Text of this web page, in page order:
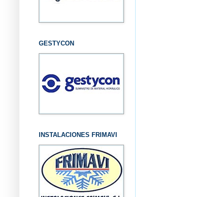
GESTYCON
INSTALACIONES FRIMAVI